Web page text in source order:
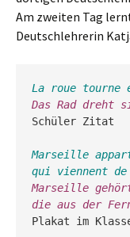
Am zweiten Tag
Deutschlehrerin
La roue tourne
Schüler Zitat
Marseille
Marseille